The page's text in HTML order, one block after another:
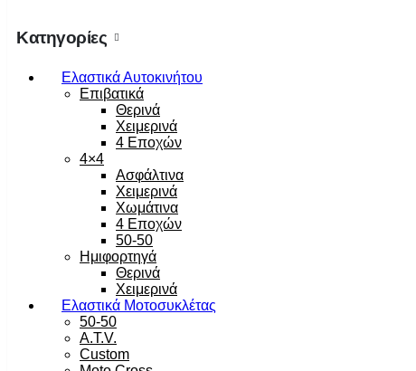
Κατηγορίες
Ελαστικά Αυτοκινήτου
Επιβατικά
Θερινά
Χειμερινά
4 Εποχών
4×4
Ασφάλτινα
Χειμερινά
Χωμάτινα
4 Εποχών
50-50
Ημιφορτηγά
Θερινά
Χειμερινά
Ελαστικά Μοτοσυκλέτας
50-50
A.T.V.
Custom